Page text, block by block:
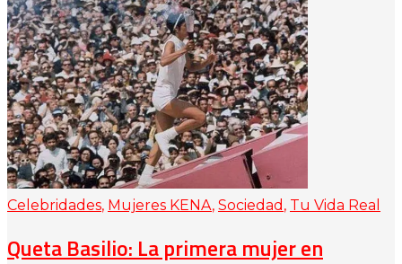
Celebridades, Mujeres KENA, Sociedad , Tu Vida Real
Queta Basilio: La primera mujer en